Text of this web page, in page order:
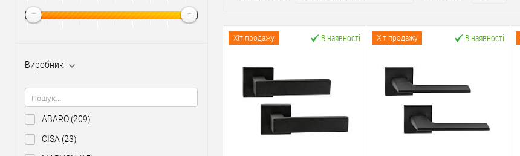
Виробник
ABARO (209)
CISA (23)
Хіт продажу В наявності Хіт продажу В наявності